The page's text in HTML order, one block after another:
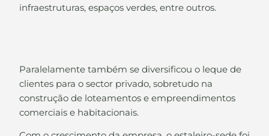
infraestruturas, espaços verdes, entre outros.
Paralelamente também se diversificou o leque de
clientes para o sector privado, sobretudo na
construção de loteamentos e empreendimentos
comerciais e habitacionais.